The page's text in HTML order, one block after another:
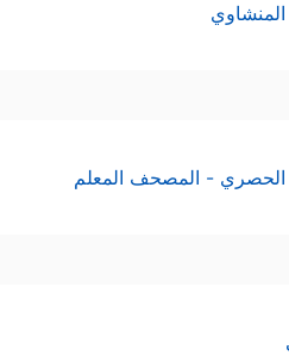
الحصري - المصحف المعلم